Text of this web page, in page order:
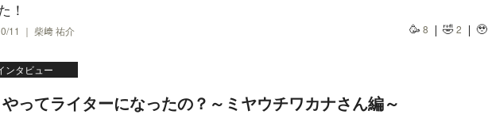
！
11 ｜ 柴﨑 祐介 🥳 8 🤣2 🥹
ンタビュー
ってライターになったの？～ミヤウチワカナさん編～